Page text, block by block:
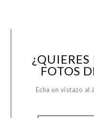
FOTOS
Echa un vistazo al